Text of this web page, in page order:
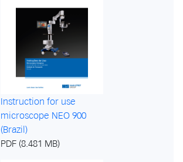
Instruction for use
microscope NEO 900
(Brazil)
PDF (8.481 MB)